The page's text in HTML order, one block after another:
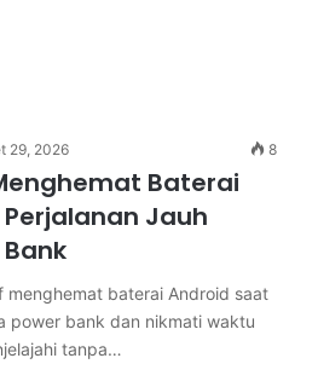
29, 2026 8
Baterai
Jauh
menghemat baterai Android saat
power bank dan nikmati waktu
tanpa…